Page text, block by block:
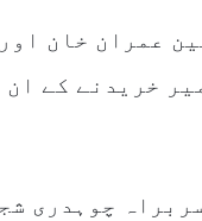
عمران خان
خریدنے کے
چوہدری